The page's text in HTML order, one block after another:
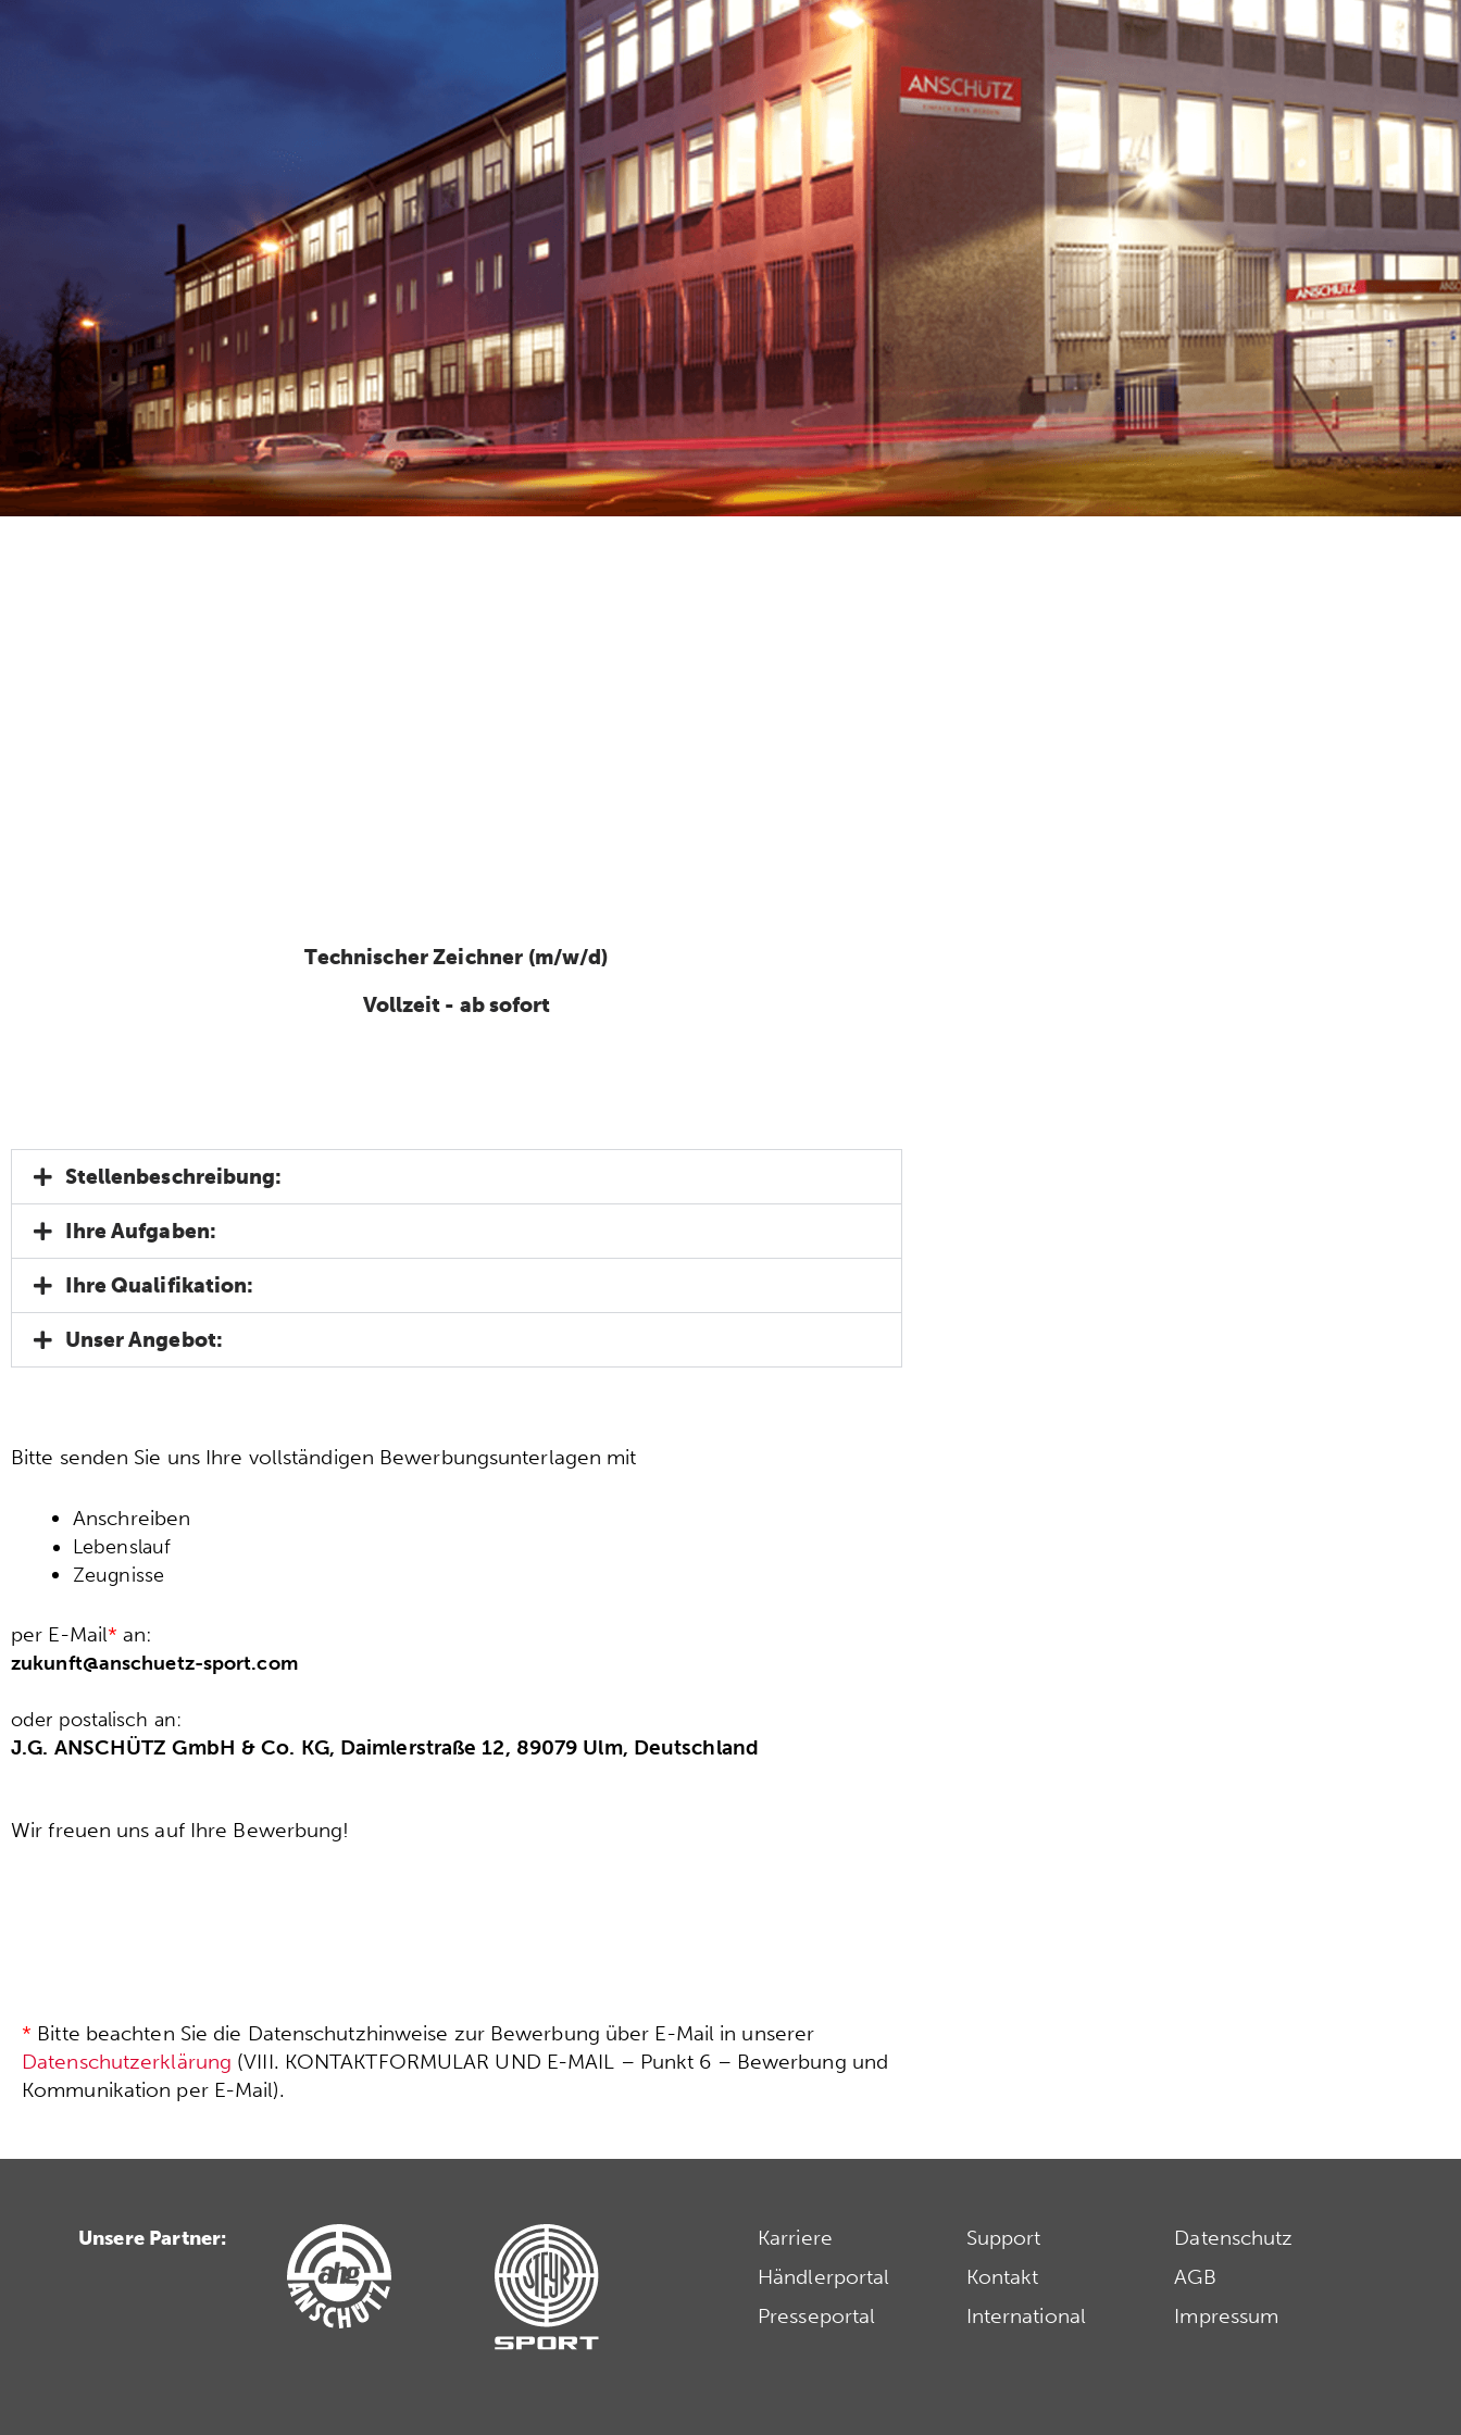
Technischer Zeichner (m/w/d)
Vollzeit - ab sofort
Stellenbeschreibung:
Ihre Aufgaben:
Ihre Qualifikation:
Unser Angebot:
Bitte senden Sie uns Ihre vollständigen Bewerbungsunterlagen mit
Anschreiben
Lebenslauf
Zeugnisse
per E-Mail* an:
zukunft@anschuetz-sport.com
oder postalisch an:
J.G. ANSCHÜTZ GmbH & Co. KG, Daimlerstraße 12, 89079 Ulm, Deutschland
Wir freuen uns auf Ihre Bewerbung!
* Bitte beachten Sie die Datenschutzhinweise zur Bewerbung über E-Mail in unserer
Datenschutzerklärung (VIII. KONTAKTFORMULAR UND E-MAIL – Punkt 6 – Bewerbung und
Kommunikation per E-Mail).
Unsere Partner:
Karriere
Händlerportal
Presseportal
Support
Kontakt
International
Datenschutz
AGB
Impressum